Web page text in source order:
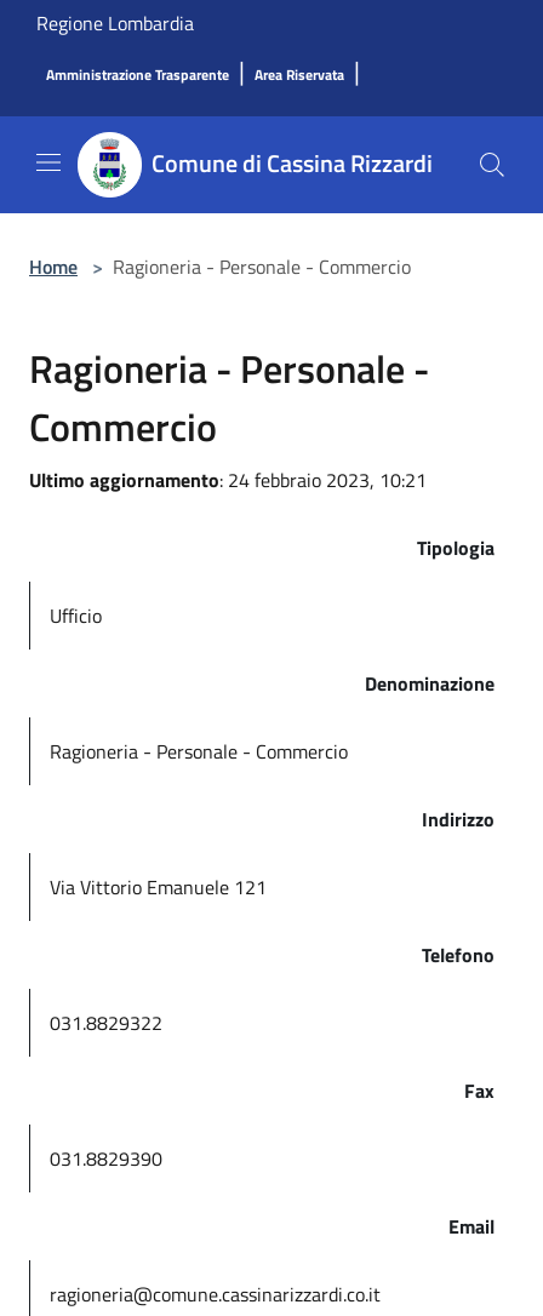
Salta al contenuto principale
Regione Lombardia
Amministrazione Trasparente | Area Riservata |
Comune di Cassina Rizzardi
Home > Ragioneria - Personale - Commercio
Ragioneria - Personale -
Commercio
Ultimo aggiornamento: 24 febbraio 2023, 10:21
Tipologia
Ufficio
Denominazione
Ragioneria - Personale - Commercio
Indirizzo
Via Vittorio Emanuele 121
Telefono
031.8829322
Fax
031.8829390
Email
ragioneria@comune.cassinarizzardi.co.it